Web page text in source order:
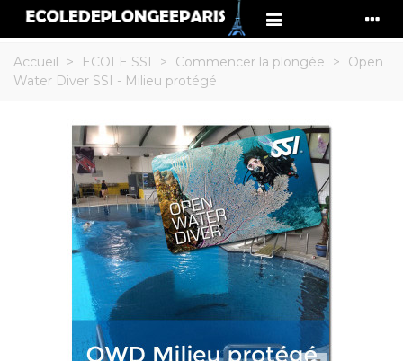
Accueil > ECOLE SSI > Commencer la plongée >
Open
Water Diver SSI - Milieu protégé